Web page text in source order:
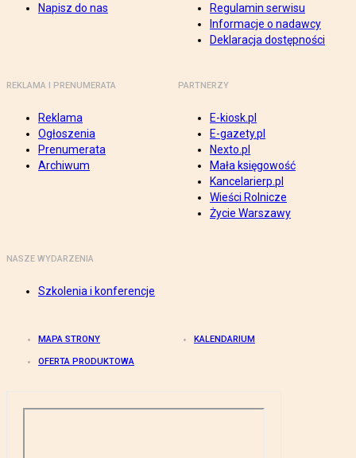
Napisz do nas
Regulamin serwisu
Informacje o nadawcy
Deklaracja dostępności
REKLAMA I PRENUMERATA
Reklama
Ogłoszenia
Prenumerata
Archiwum
PARTNERZY
E-kiosk.pl
E-gazety.pl
Nexto.pl
Mała księgowość
Kancelarierp.pl
Wieści Rolnicze
Życie Warszawy
NASZE WYDARZENIA
Szkolenia i konferencje
MAPA STRONY KALENDARIUM
OFERTA PRODUKTOWA